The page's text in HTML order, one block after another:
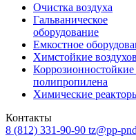
Очистка воздуха
Гальваническое
оборудование
Емкостное
Химстойкие
полипропилена
Химические
Контакты
8 (812) 331-90-90 tz@pp-